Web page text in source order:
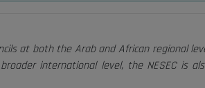
at both the Arab and African regional
international level, the NESEC is